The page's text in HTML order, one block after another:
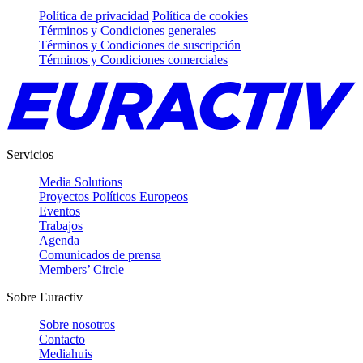
Política de privacidad Política de cookies
Términos y Condiciones generales
Términos y Condiciones de suscripción
Términos y Condiciones comerciales
Servicios
Media Solutions
Proyectos Políticos Europeos
Eventos
Trabajos
Agenda
Comunicados de prensa
Members’ Circle
Sobre Euractiv
Sobre nosotros
Contacto
Mediahuis